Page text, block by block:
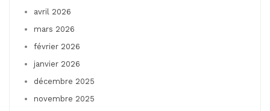
avril 2026
mars 2026
février 2026
janvier 2026
décembre 2025
novembre 2025